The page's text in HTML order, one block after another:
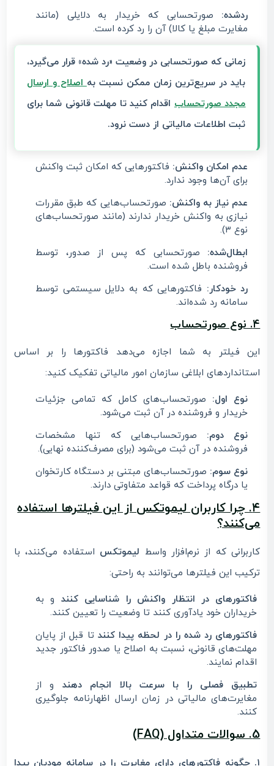
ردشده: صورتحسابی که خریدار به دلایلی (مانند
مغایرت مبلغ یا کالا) آن را رد کرده است.
زمانی که صورتحسابی در وضعیت «رد شده» قرار می‌گیرد،
باید در سریع‌ترین زمان ممکن نسبت بهاصلاح وارسال
مجدد صورتحساباقدام کنید تا مهلت قانونی شما برای
ثبت اطلاعات مالیاتی از دست نرود.
عدم امکان واکنش: فاکتورهایی که امکان ثبت واکنش
برای آن‌ها وجود ندارد.
عدم نیاز به واکنش: صورتحساب‌هایی که طبق مقررات
نیازی به واکنش خریدار ندارند (مانند صورتحساب‌های
نوع ۳).
ابطال‌شده: صورتحسابی که پس از صدور، توسط
فروشنده باطل شده است.
رد خودکار: فاکتورهایی که به دلایل سیستمی توسط
سامانه رد شده‌اند.
۴. نوع صورتحساب
این فیلتر به شما اجازه می‌دهد فاکتورها را بر اساس
استانداردهای ابلاغی سازمان امور مالیاتی تفکیک کنید:
نوع اول: صورتحساب‌های کامل که تمامی جزئیات
خریدار و فروشنده در آن ثبت می‌شود.
نوع دوم: صورتحساب‌هایی که تنها مشخصات
فروشنده در آن ثبت می‌شود (برای مصرف‌کننده نهایی).
نوع سوم: صورتحساب‌های مبتنی بر دستگاه کارتخوان
یا درگاه پرداخت که قواعد متفاوتی دارند.
۴. چرا کاربران لیموتکس از این فیلترها استفاده
می‌کنند؟
کاربرانی که از نرم‌افزار واسط لیموتکس استفاده می‌کنند، با
ترکیب این فیلترها می‌توانند به راحتی:
فاکتورهای در انتظار واکنش را شناسایی کنند و به
خریداران خود یادآوری کنند تا وضعیت را تعیین کنند.
فاکتورهای رد شده را در لحظه پیدا کنند تا قبل از پایان
مهلت‌های قانونی، نسبت به اصلاح یا صدور فاکتور جدید
اقدام نمایند.
تطبیق فصلی را با سرعت بالا انجام دهند و از
مغایرت‌های مالیاتی در زمان ارسال اظهارنامه جلوگیری
کنند.
5. سوالات متداول (FAQ)
۱. چگونه فاکتورهای دارای مغایرت را در سامانه مودیان پیدا